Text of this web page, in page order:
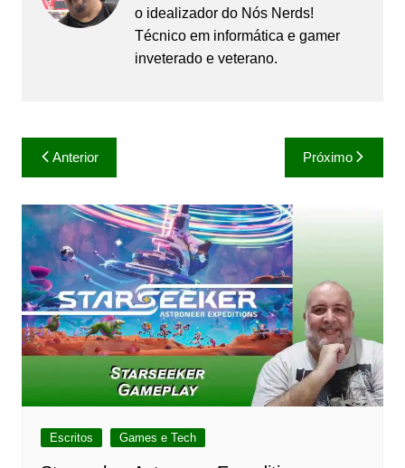
o idealizador do Nós Nerds!
Técnico em informática e gamer
inveterado e veterano.
Navegação
de
Post
Anterior Próximo
Escritos Games e Tech